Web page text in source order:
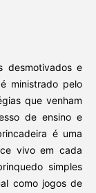
desmotivados e
ministrado pelo
que venham
de ensino e
é uma
vivo em cada
simples
como jogos de